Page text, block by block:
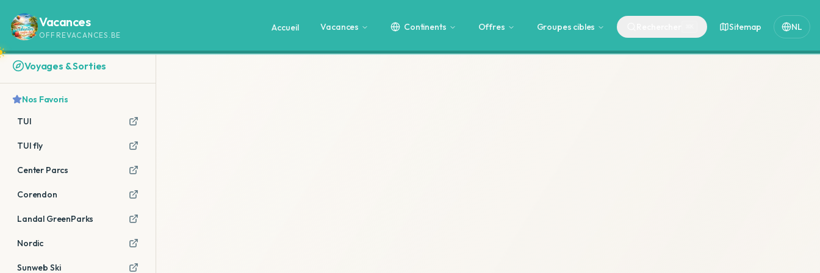
Vacances
OFFREVACANCES.BE
Accueil Vacances Continents Offres Groupes cibles Sitemap NL
Voyages & Sorties
Nos Favoris
TUI
TUI fly
Center Parcs
Corendon
Landal GreenParks
Nordic
Sunweb Ski